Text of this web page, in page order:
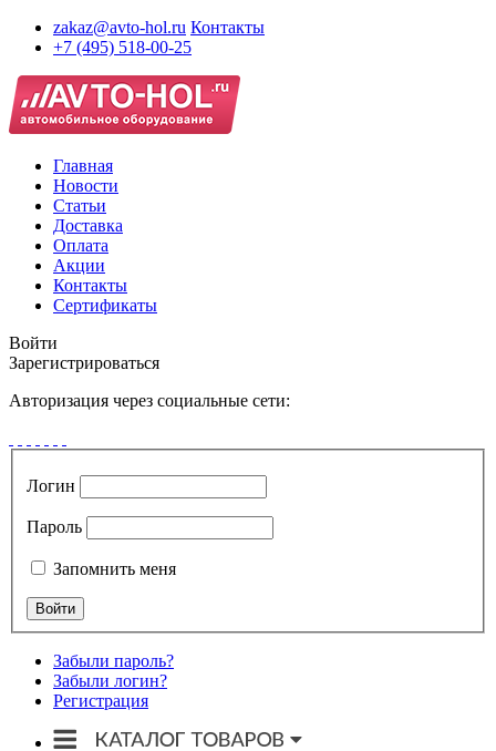
zakaz@avto-hol.ru Контакты
+7 (495) 518-00-25
Главная
Новости
Статьи
Доставка
Оплата
Акции
Контакты
Сертификаты
Войти
Зарегистрироваться
Авторизация через социальные сети:
Логин
Пароль
Запомнить меня
Забыли пароль?
Забыли логин?
Регистрация